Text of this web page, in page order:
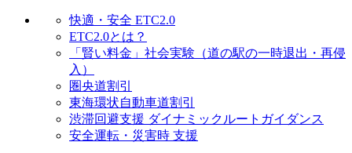
快適・安全 ETC2.0
ETC2.0とは？
「賢い料金」社会実験（道の駅の一時退出・再侵
入）
圏央道割引
東海環状自動車道割引
渋滞回避支援 ダイナミックルートガイダンス
安全運転・災害時 支援